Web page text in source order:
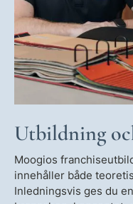
Utbildning
Moogios
innehåller både
Inledningsvis ges du